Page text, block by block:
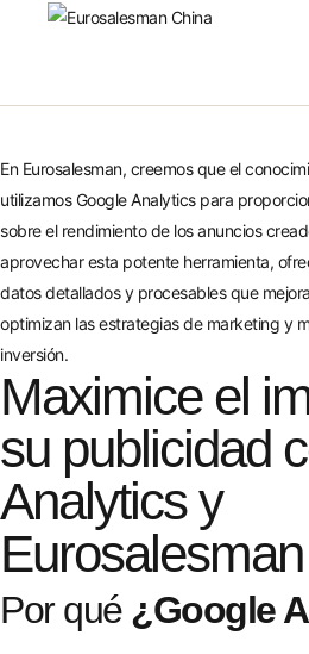
En Eurosalesman, creemos que el
utilizamos Google Analytics para
sobre el rendimiento de los anuncios
aprovechar esta potente herramienta,
datos detallados y procesables que
optimizan las estrategias de marketing y
inversión.
Maximice el
su publicidad
Analytics y
Eurosalesman
Por qué¿Google